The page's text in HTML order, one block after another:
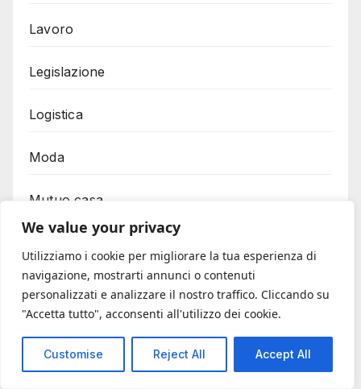
We value your privacy
Utilizziamo i cookie per migliorare la tua esperienza di
navigazione, mostrarti annunci o contenuti
personalizzati e analizzare il nostro traffico. Cliccando su
"Accetta tutto", acconsenti all'utilizzo dei cookie.
Customise Reject All Accept All
Lavoro
Legislazione
Logistica
Moda
Mutuo casa
Mutuo prima casa
Mutuo voucher